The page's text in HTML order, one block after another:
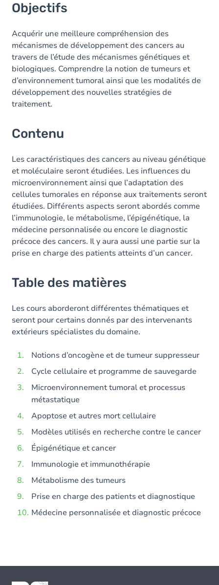
Objectifs
Acquérir une meilleure compréhension des
mécanismes de développement des cancers au
travers de l’étude des mécanismes génétiques et
biologiques. Comprendre la notion de tumeurs et
d’environnement tumoral ainsi que les modalités de
développement des nouvelles stratégies de
traitement.
Contenu
Les caractéristiques des cancers au niveau génétique
et moléculaire seront étudiées. Les influences du
microenvironnement ainsi que l’adaptation des
cellules tumorales en réponse aux traitements seront
étudiées. Différents aspects seront abordés comme
l’immunologie, le métabolisme, l’épigénétique, la
médecine personnalisée ou encore le diagnostic
précoce des cancers. Il y aura aussi une partie sur la
prise en charge des patients atteints d’un cancer.
Table des matières
Les cours aborderont différentes thématiques et
seront pour certains donnés par des intervenants
extérieurs spécialistes du domaine.
Notions d’oncogène et de tumeur suppresseur
Cycle cellulaire et programme de sauvegarde
Microenvironnement tumoral et processus
métastatique
Apoptose et autres mort cellulaire
Modèles utilisés en recherche contre le cancer
Épigénétique et cancer
Immunologie et immunothérapie
Métabolisme des tumeurs
Prise en charge des patients et diagnostique
Médecine personnalisée et diagnostic précoce